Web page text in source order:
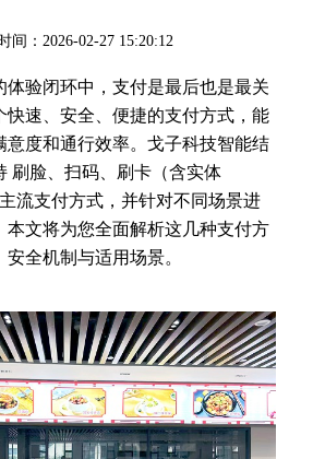
间：2026-02-27 15:20:12
体验闭环中，支付是最后也是最关
快速、安全、便捷的支付方式，能
意度和通行效率。戈子科技智能结
刷脸、扫码、刷卡（含实体
流支付方式，并针对不同场景进
本文将为您全面解析这几种支付方
全机制与适用场景。